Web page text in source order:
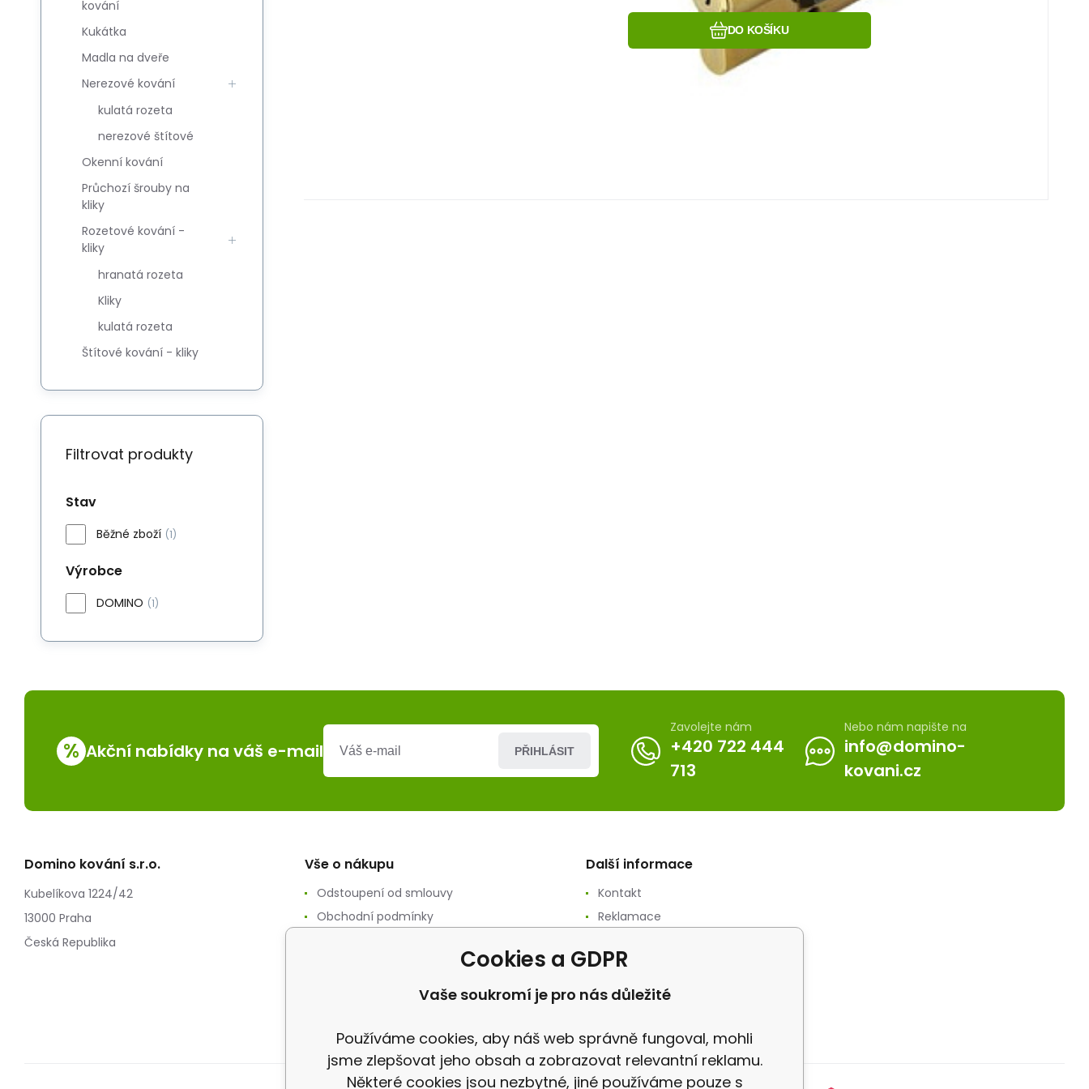
DO KOŠÍKU
kování
Kukátka
Madla na dveře
Nerezové kování
kulatá rozeta
nerezové štítové
Okenní kování
Průchozí šrouby na
kliky
Rozetové kování -
kliky
hranatá rozeta
Kliky
kulatá rozeta
Štítové kování - kliky
Filtrovat produkty
Stav
Běžné zboží (1)
Výrobce
DOMINO (1)
% Akční nabídky na váš e-mail PŘIHLÁSIT
Zavolejte nám
+420 722 444
713
Nebo nám napište na
info@domino-
kovani.cz
Domino kování s.r.o.
Kubelíkova 1224/42
13000 Praha
Česká Republika
Vše o nákupu
Odstoupení od smlouvy
Obchodní podmínky
Další informace
Kontakt
Reklamace
Cookies a GDPR
Vaše soukromí je pro nás důležité
Používáme cookies, aby náš web správně fungoval, mohli
jsme zlepšovat jeho obsah a zobrazovat relevantní reklamu.
Některé cookies jsou nezbytné, jiné používáme pouze s